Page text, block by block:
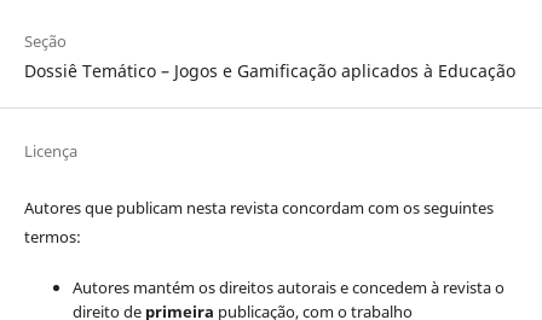
Seção
Dossiê Temático – Jogos e Gamificação aplicados à Educação
Licença
Autores que publicam nesta revista concordam com os seguintes
termos:
Autores mantém os direitos autorais e concedem à revista o
direito de primeira publicação, com o trabalho